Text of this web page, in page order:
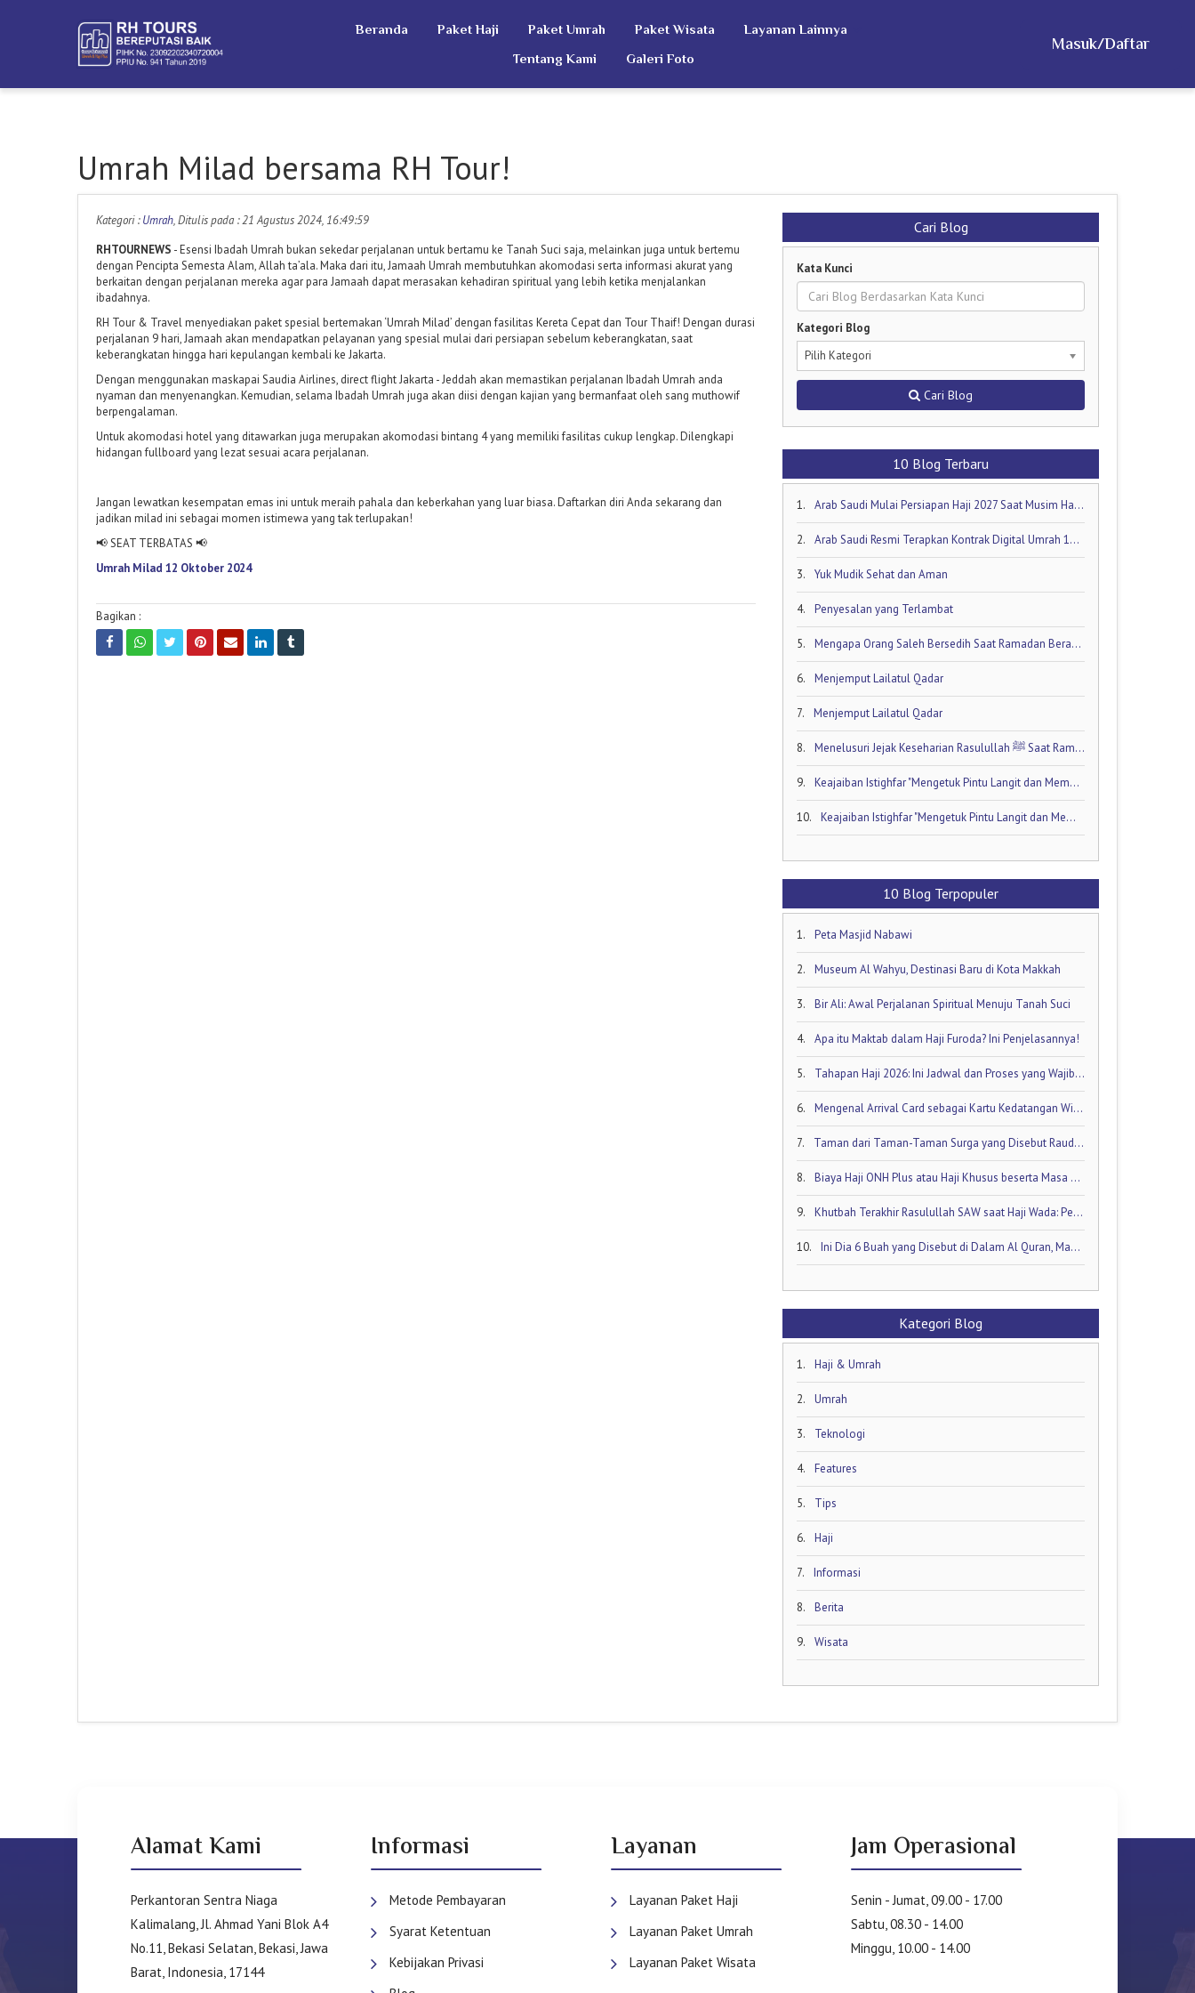
Beranda Paket Haji Paket Umrah Paket Wisata
Layanan Lainnya
Tentang Kami
Galeri Foto
Masuk/Daftar
Umrah Milad bersama RH Tour!
Kategori :Umrah, Ditulis pada : 21 Agustus 2024, 16:49:59
RHTOURNEWS - Esensi Ibadah Umrah bukan sekedar perjalanan untuk bertamu ke Tanah Suci saja, melainkan juga untuk bertemu
dengan Pencipta Semesta Alam, Allah ta’ala. Maka dari itu, Jamaah Umrah membutuhkan akomodasi serta informasi akurat yang
berkaitan dengan perjalanan mereka agar para Jamaah dapat merasakan kehadiran spiritual yang lebih ketika menjalankan
ibadahnya.
RH Tour & Travel menyediakan paket spesial bertemakan ‘Umrah Milad’ dengan fasilitas Kereta Cepat dan Tour Thaif! Dengan durasi
perjalanan 9 hari, Jamaah akan mendapatkan pelayanan yang spesial mulai dari persiapan sebelum keberangkatan, saat
keberangkatan hingga hari kepulangan kembali ke Jakarta.
Dengan menggunakan maskapai Saudia Airlines, direct flight Jakarta - Jeddah akan memastikan perjalanan Ibadah Umrah anda
nyaman dan menyenangkan. Kemudian, selama Ibadah Umrah juga akan diisi dengan kajian yang bermanfaat oleh sang muthowif
berpengalaman.
Untuk akomodasi hotel yang ditawarkan juga merupakan akomodasi bintang 4 yang memiliki fasilitas cukup lengkap. Dilengkapi
hidangan fullboard yang lezat sesuai acara perjalanan.
Jangan lewatkan kesempatan emas ini untuk meraih pahala dan keberkahan yang luar biasa. Daftarkan diri Anda sekarang dan
jadikan milad ini sebagai momen istimewa yang tak terlupakan!
📢 SEAT TERBATAS 📢
Umrah Milad 12 Oktober 2024
Bagikan :
Cari Blog
Kata Kunci
Kategori Blog
Pilih Kategori
Cari Blog
10 Blog Terbaru
1. Arab Saudi Mulai Persiapan Haji 2027 Saat Musim Haji 2026 Masih Berjalan!
2. Arab Saudi Resmi Terapkan Kontrak Digital Umrah 1448 H: Visa Dibuka Akhir Mei 2026
3. Yuk Mudik Sehat dan Aman
4. Penyesalan yang Terlambat
5. Mengapa Orang Saleh Bersedih Saat Ramadan Berakhir
6. Menjemput Lailatul Qadar
7. Menjemput Lailatul Qadar
8. Menelusuri Jejak Keseharian Rasulullah ﷺ Saat Ramadan
9. Keajaiban Istighfar "Mengetuk Pintu Langit dan Membuka Keran Rezeki yang Tersumbat"
10. Keajaiban Istighfar "Mengetuk Pintu Langit dan Membuka Keran Rezeki yang Tersumbat"
10 Blog Terpopuler
1. Peta Masjid Nabawi
2. Museum Al Wahyu, Destinasi Baru di Kota Makkah
3. Bir Ali: Awal Perjalanan Spiritual Menuju Tanah Suci
4. Apa itu Maktab dalam Haji Furoda? Ini Penjelasannya!
5. Tahapan Haji 2026: Ini Jadwal dan Proses yang Wajib Diketahui oleh Calon Jamaah Haji
6. Mengenal Arrival Card sebagai Kartu Kedatangan Wisatawan!
7. Taman dari Taman-Taman Surga yang Disebut Raudhatul Jannah
8. Biaya Haji ONH Plus atau Haji Khusus beserta Masa Tunggunya: Ini Rinciannya!
9. Khutbah Terakhir Rasulullah SAW saat Haji Wada: Pesan Abadi untuk Umat Islam
10. Ini Dia 6 Buah yang Disebut di Dalam Al Quran, Mana yang Favorit Anda?
Kategori Blog
1. Haji & Umrah
2. Umrah
3. Teknologi
4. Features
5. Tips
6. Haji
7. Informasi
8. Berita
9. Wisata
Alamat Kami
Perkantoran Sentra Niaga
Kalimalang, Jl. Ahmad Yani Blok A4
No.11, Bekasi Selatan, Bekasi, Jawa
Barat, Indonesia, 17144
Informasi
Metode Pembayaran
Syarat Ketentuan
Kebijakan Privasi
Layanan
Layanan Paket Haji
Layanan Paket Umrah
Layanan Paket Wisata
Jam Operasional
Senin - Jumat, 09.00 - 17.00
Sabtu, 08.30 - 14.00
Minggu, 10.00 - 14.00